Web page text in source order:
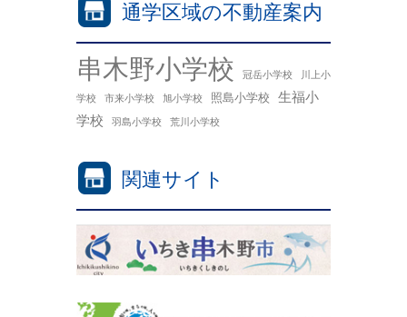
通学区域の不動産案内
串木野小学校 冠岳小学校
川上小
学校
市来小学校 旭小学校 照島小学校 生福小
学校
羽島小学校 荒川小学校
関連サイト